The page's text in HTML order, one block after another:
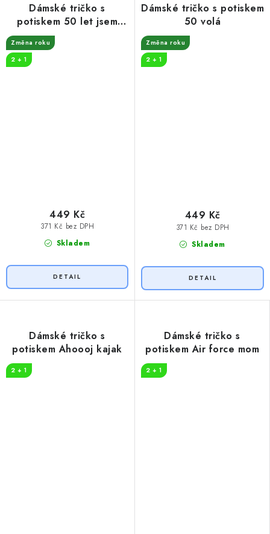
Dámské tričko s
potiskem 50 let jsem
královna
Změna roku
2 + 1
Skladem
371 Kč bez DPH
449 Kč
Dámské tričko s potiskem
50 volá
Změna roku
2 + 1
Skladem
371 Kč bez DPH
449 Kč
Dámské tričko s
potiskem Ahoooj kajak
2 + 1
Dámské tričko s
potiskem Air force mom
2 + 1